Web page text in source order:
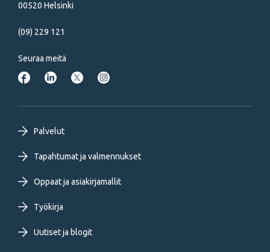
00520 Helsinki
(09) 229 121
Seuraa meitä
Footer
primary
menu
FI
Palvelut
Tapahtumat ja valmennukset
Oppaat ja asiakirjamallit
Työkirja
Uutiset ja blogit